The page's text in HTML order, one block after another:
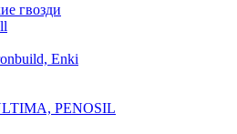
гвозди
Enki
PENOSIL